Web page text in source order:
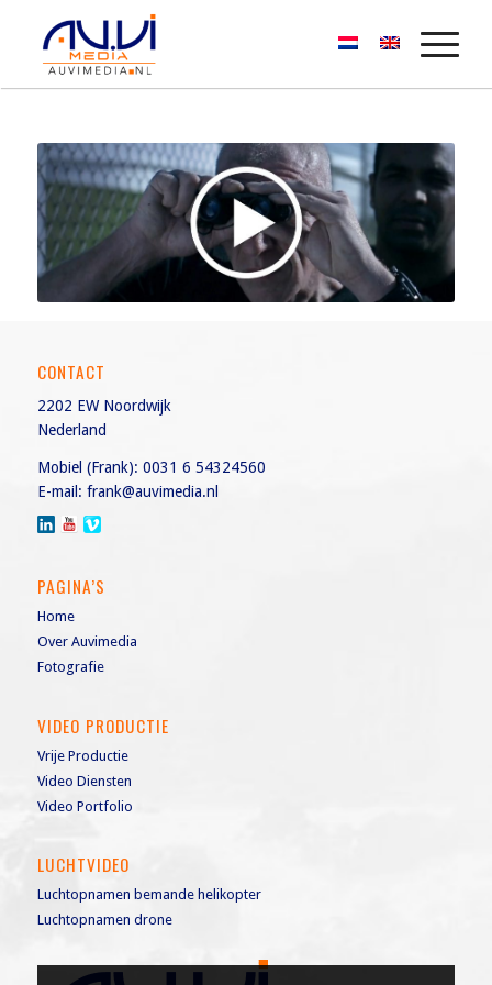
CONTACT
2202 EW Noordwijk
Nederland
Mobiel (Frank): 0031 6 54324560
E-mail: frank@auvimedia.nl
PAGINA’S
Home
Over Auvimedia
Fotografie
VIDEO PRODUCTIE
Vrije Productie
Video Diensten
Video Portfolio
LUCHTVIDEO
Luchtopnamen bemande helikopter
Luchtopnamen drone